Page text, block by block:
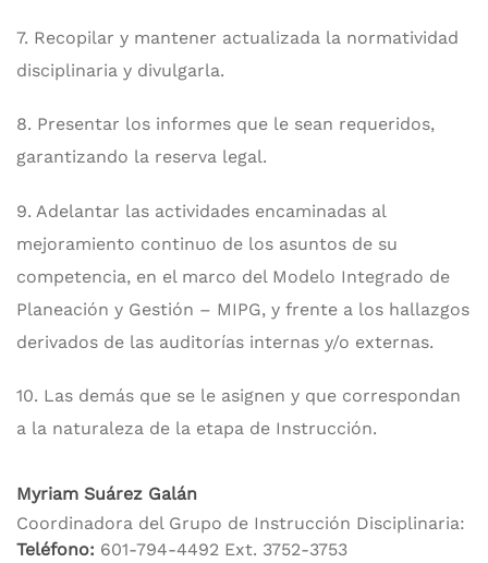
7. Recopilar y mantener actualizada la normatividad
disciplinaria y divulgarla.
8. Presentar los informes que le sean requeridos,
garantizando la reserva legal.
9. Adelantar las actividades encaminadas al
mejoramiento continuo de los asuntos de su
competencia, en el marco del Modelo Integrado de
Planeación y Gestión – MIPG, y frente a los hallazgos
derivados de las auditorías internas y/o externas.
10. Las demás que se le asignen y que correspondan
a la naturaleza de la etapa de Instrucción.
Myriam Suárez Galán
Coordinadora del Grupo de Instrucción Disciplinaria:
Teléfono: 601-794-4492 Ext. 3752-3753